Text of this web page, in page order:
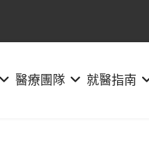
醫療團隊 就醫指南